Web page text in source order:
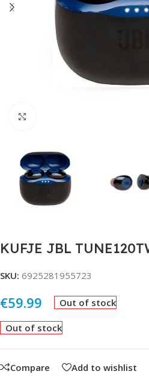
KUFJE JBL
SKU: 6925281955723
€59.99 Out of stock
Out of stock
Compare Add to wishlist